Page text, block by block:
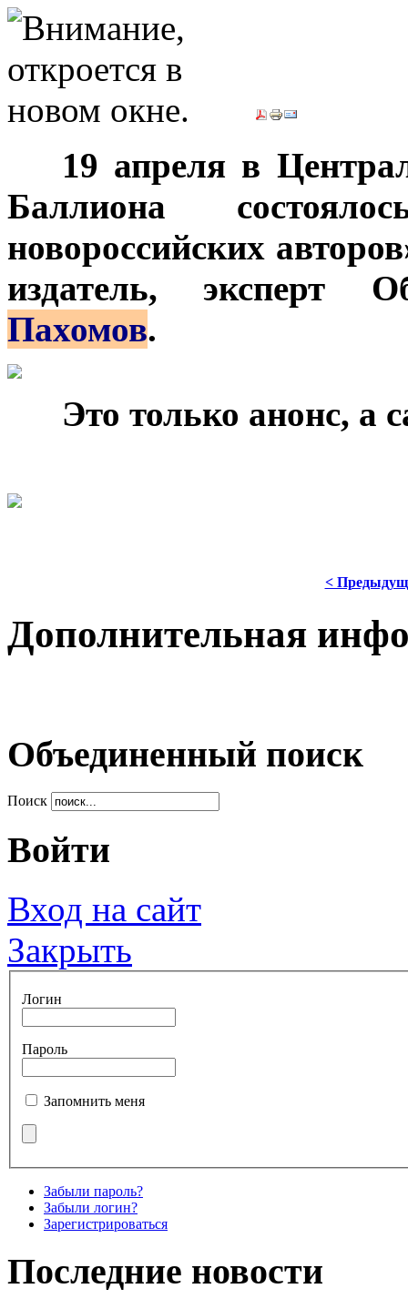
19 апреля в
Баллиона
новороссийских
издатель, эксперт
Пахомов.
Это только анонс, а
<
Дополнительная
Объединенный поиск
Поиск
Войти
Вход на сайт
Закрыть
Логин
Пароль
Запомнить меня
Забыли пароль?
Забыли логин?
Зарегистрироваться
Последние новости